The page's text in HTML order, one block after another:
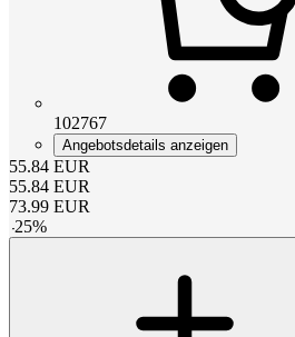
102767
Angebotsdetails anzeigen
55.84 EUR
55.84 EUR
73.99 EUR
-25%